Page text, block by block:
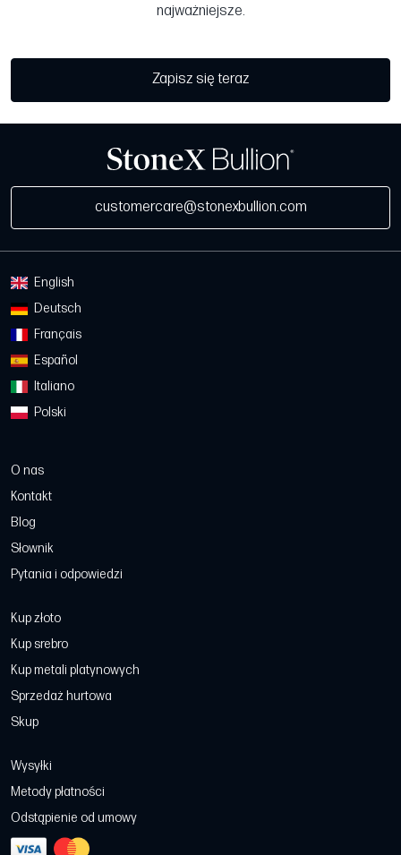
najważniejsze.
Zapisz się teraz
customercare@stonexbullion.com
English
Deutsch
Français
Español
Italiano
Polski
O nas
Kontakt
Blog
Słownik
Pytania i odpowiedzi
Kup złoto
Kup srebro
Kup metali platynowych
Sprzedaż hurtowa
Skup
Wysyłki
Metody płatności
Odstąpienie od umowy